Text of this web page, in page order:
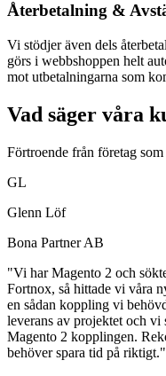
Återbetalning &
Vi stödjer även dels
görs i webbshoppen helt
mot utbetalningarna som
Vad säger våra
Förtroende från företag
GL
Glenn Löf
Bona Partner AB
"Vi har Magento 2 och
Fortnox, så hittade vi våra
en sådan koppling vi
leverans av projektet och vi
Magento 2 kopplingen.
behöver spara tid på riktigt."